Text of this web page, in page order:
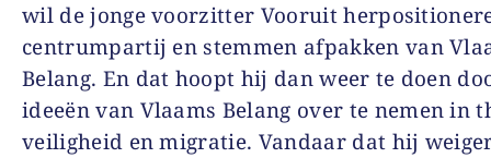
wil de jonge voorzitter Vooruit
centrumpartij en stemmen afpakken van
Belang. En dat hoopt hij dan weer te doen
ideeën van Vlaams Belang over te nemen in
veiligheid en migratie. Vandaar dat hij